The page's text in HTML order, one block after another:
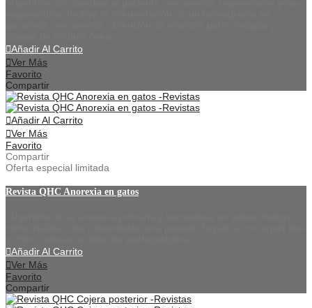
Añadir Al Carrito
Ver Más
Favorito
Compartir
Añadir Al Carrito
Ver Más
Favorito
Compartir
Oferta especial limitada
Revista QHC Anorexia en gatos
Añadir Al Carrito
Ver Más
Favorito
Compartir